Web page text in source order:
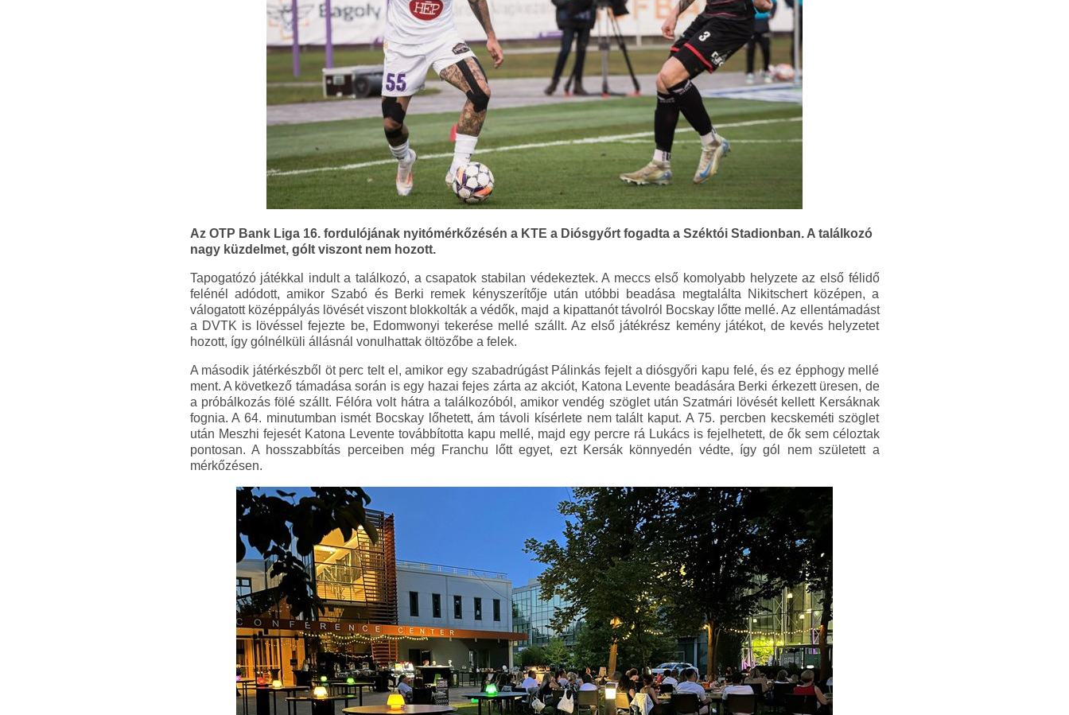
Az OTP Bank Liga 16. fordulójának nyitómérkőzésén a KTE a Diósgyőrt fogadta a Széktói Stadionban. A találkozó
nagy küzdelmet, gólt viszont nem hozott.
Tapogatózó játékkal indult a találkozó, a csapatok stabilan védekeztek. A meccs első komolyabb helyzete az első félidő
felénél adódott, amikor Szabó és Berki remek kényszerítője után utóbbi beadása megtalálta Nikitschert középen, a
válogatott középpályás lövését viszont blokkolták a védők, majd a kipattanót távolról Bocskay lőtte mellé. Az ellentámadást
a DVTK is lövéssel fejezte be, Edomwonyi tekerése mellé szállt. Az első játékrész kemény játékot, de kevés helyzetet
hozott, így gólnélküli állásnál vonulhattak öltözőbe a felek.
A második játérkészből öt perc telt el, amikor egy szabadrúgást Pálinkás fejelt a diósgyőri kapu felé, és ez épphogy mellé
ment. A következő támadása során is egy hazai fejes zárta az akciót, Katona Levente beadására Berki érkezett üresen, de
a próbálkozás fölé szállt. Félóra volt hátra a találkozóból, amikor vendég szöglet után Szatmári lövését kellett Kersáknak
fognia. A 64. minutumban ismét Bocskay lőhetett, ám távoli kísérlete nem talált kaput. A 75. percben kecskeméti szöglet
után Meszhi fejesét Katona Levente továbbította kapu mellé, majd egy percre rá Lukács is fejelhetett, de ők sem céloztak
pontosan. A hosszabbítás perceiben még Franchu lőtt egyet, ezt Kersák könnyedén védte, így gól nem született a
mérkőzésen.